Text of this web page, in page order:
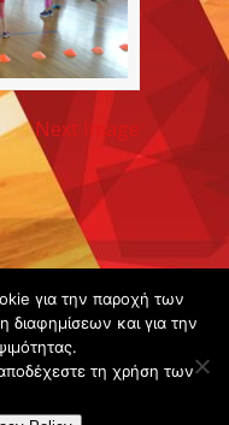
Next Image
για την παροχή των
διαφημίσεων και για την
τη χρήση των